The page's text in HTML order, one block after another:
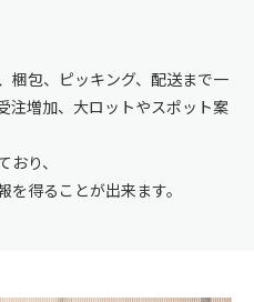
梱包、ピッキング、配送まで一
注増加、大ロットやスポット案
り、
得ることが出来ます。